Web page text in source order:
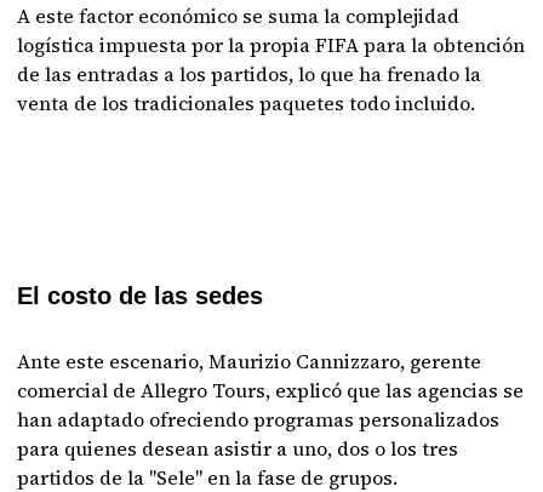
A este factor económico se suma la complejidad
logística impuesta por la propia FIFA para la obtención
de las entradas a los partidos, lo que ha frenado la
venta de los tradicionales paquetes todo incluido.
El costo de las sedes
Ante este escenario, Maurizio Cannizzaro, gerente
comercial de Allegro Tours, explicó que las agencias se
han adaptado ofreciendo programas personalizados
para quienes desean asistir a uno, dos o los tres
partidos de la "Sele" en la fase de grupos.